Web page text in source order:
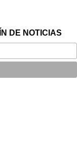
DE NOTICIAS